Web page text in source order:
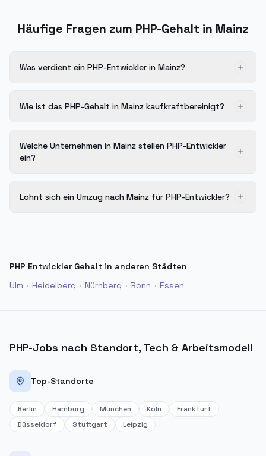
Häufige Fragen zum PHP-Gehalt in Mainz
Was verdient ein PHP-Entwickler in Mainz?
Wie ist das PHP-Gehalt in Mainz kaufkraftbereinigt?
Welche Unternehmen in Mainz stellen PHP-Entwickler
ein?
Lohnt sich ein Umzug nach Mainz für PHP-Entwickler?
PHP Entwickler Gehalt in anderen Städten
Ulm · Heidelberg · Nürnberg · Bonn · Essen
PHP-Jobs nach Standort, Tech & Arbeitsmodell
Top-Standorte
Berlin Hamburg München Köln
Frankfurt
Düsseldorf
Stuttgart Leipzig